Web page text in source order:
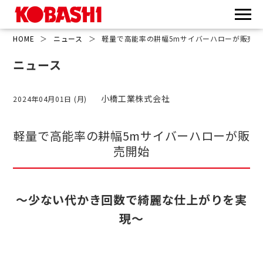
HOME ＞ ニュース ＞ 軽量で高能率の耕幅5mサイバーハローが販売
ニュース
2024年04月01日 (月) 小橋工業株式会社
軽量で高能率の耕幅5mサイバーハローが販
売開始
～少ない代かき回数で綺麗な仕上がりを実
現～